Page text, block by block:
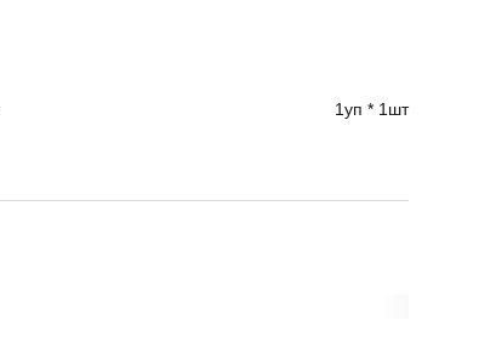
1уп * 1шт